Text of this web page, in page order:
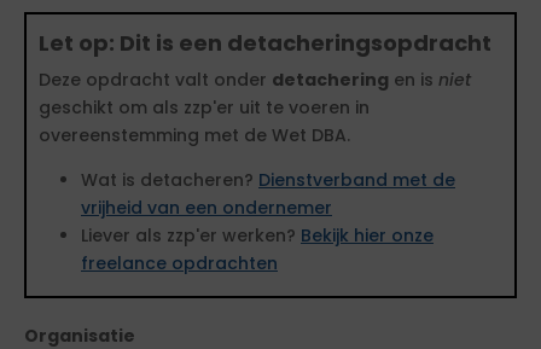
Let op: Dit is een detacheringsopdracht
Deze opdracht valt onder detachering en is niet
geschikt om als zzp'er uit te voeren in
overeenstemming met de Wet DBA.
Wat is detacheren? Dienstverband met de
vrijheid van een ondernemer
Liever als zzp'er werken? Bekijk hier onze
freelance opdrachten
Organisatie